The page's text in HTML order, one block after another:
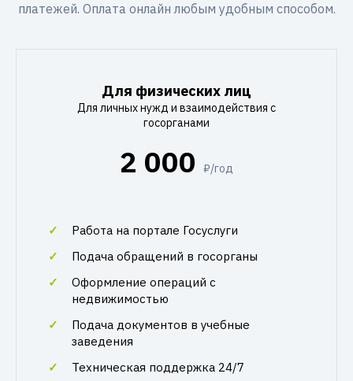
платежей. Оплата онлайн любым удобным способом.
Для физических лиц
Для личных нужд и взаимодействия с
госорганами
2 000 ₽/год
Работа на портале Госуслуги
Подача обращений в госорганы
Оформление операций с
недвижимостью
Подача документов в учебные
заведения
Техническая поддержка 24/7